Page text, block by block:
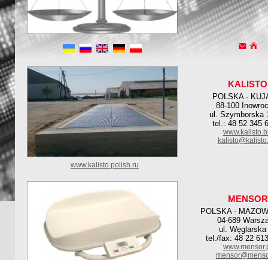
KALISTO
POLSKA -
88-100
ul. Szymborska
tel.: 48 52 345
www.kalisto.polish.ru
MENSOR
POLSKA -
04-689
ul. Węglarska
tel./fax: 48 22